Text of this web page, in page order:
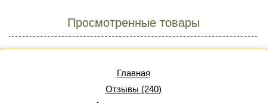
Просмотренные товары
Главная
Отзывы (240)